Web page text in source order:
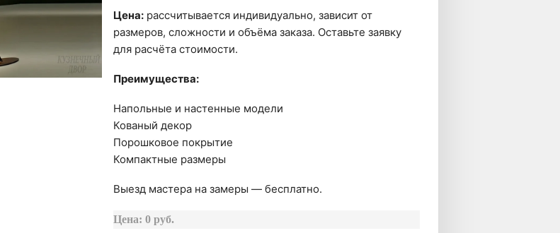
Цена: рассчитывается индивидуально, зависит от
размеров, сложности и объёма заказа. Оставьте заявку
для расчёта стоимости.
Преимущества:
Напольные и настенные модели
Кованый декор
Порошковое покрытие
Компактные размеры
Выезд мастера на замеры — бесплатно.
Цена: 0 руб.